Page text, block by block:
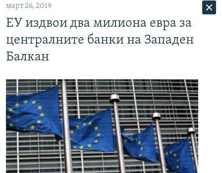
главната
навигација
Премини
на
ВИЗУЕЛНО
ШТО ТРЕБА ДА ЗНАЕТЕ
ПОДКАСТ ЗОШТО?
СЛЕДЕТЕ НЕ
РСЕ веб страници
март 26, 2019
ЕУ издвои два милиона евра за
централните банки на Западен
Балкан